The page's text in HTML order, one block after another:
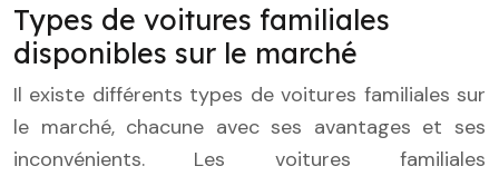
Types de voitures familiales
disponibles sur le marché
Il existe différents types de voitures familiales sur
le marché, chacune avec ses avantages et ses
inconvénients. Les voitures familiales